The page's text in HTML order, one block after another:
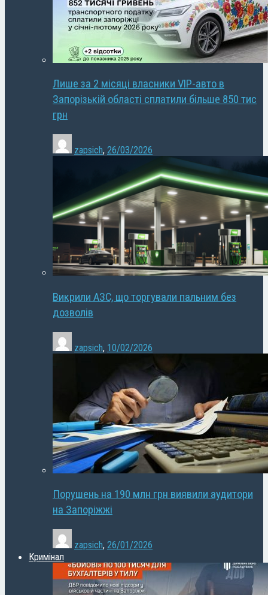
Лише за 2 місяці власники VIP-авто в
Запорізькій області сплатили більше 850 тис
грн
zapsich, 26/03/2026
Викрили АЗС, що торгували пальним без
дозволів
zapsich, 10/02/2026
Порушень на 190 млн грн виявили аудитори
на Запоріжжі
zapsich, 26/01/2026
Кримінал